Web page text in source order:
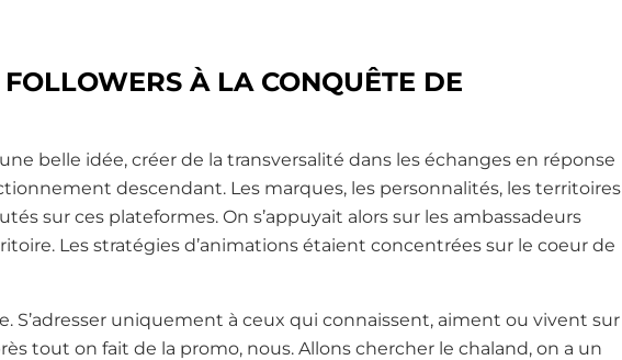
À LA CONQUÊTE DE
belle idée, créer de la transversalité dans les échanges en réponse
descendant. Les marques, les personnalités, les territoires
sur ces plateformes. On s’appuyait alors sur les ambassadeurs
Les stratégies d’animations étaient concentrées sur le coeur de
S’adresser uniquement à ceux qui connaissent, aiment ou vivent sur
tout on fait de la promo, nous. Allons chercher le chaland, on a un